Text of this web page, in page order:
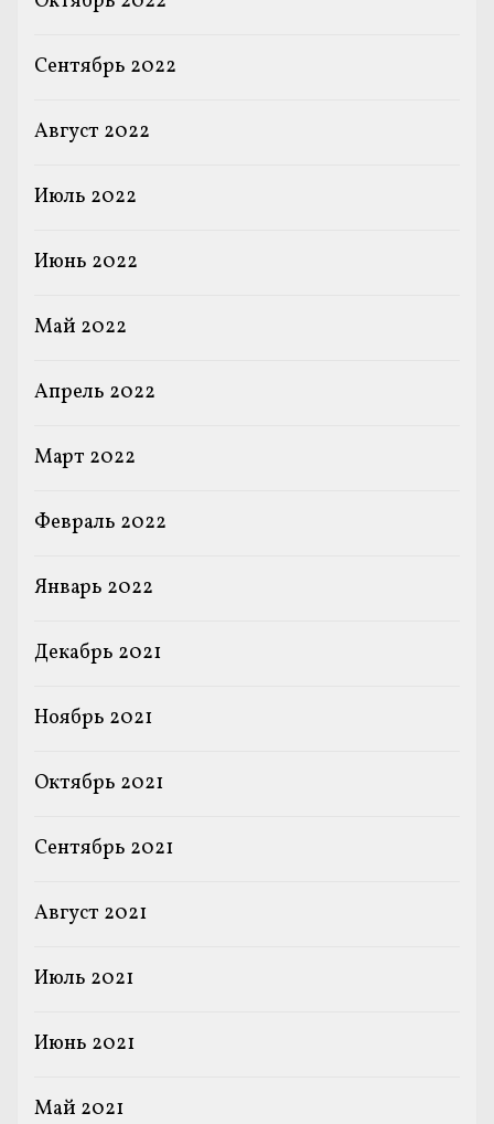
Сентябрь 2022
Август 2022
Июль 2022
Июнь 2022
Май 2022
Апрель 2022
Март 2022
Февраль 2022
Январь 2022
Декабрь 2021
Ноябрь 2021
Октябрь 2021
Сентябрь 2021
Август 2021
Июль 2021
Июнь 2021
Май 2021